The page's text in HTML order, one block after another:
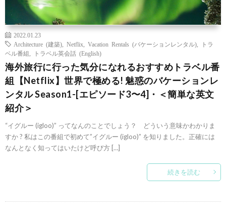
2022.01.23
Architecture (建築)
Netflix Vacation Rentals (バケーションレンタル)
トラ
ベル番組
トラベル英会話 (English)
海外旅行に行った気分になれるおすすめトラベル番
組【Netflix】世界で極める! 魅惑のバケーションレ
ンタル Season1-[エピソード3〜4]・＜簡単な英文
紹介＞
“イグルー (igloo)” ってなんのことでしょう？ どういう意味かわかりま
すか ? 私はこの番組で初めて”イグルー (igloo)” を知りました。正確には
なんとなく知ってはいたけど呼び方 […]
続きを読む